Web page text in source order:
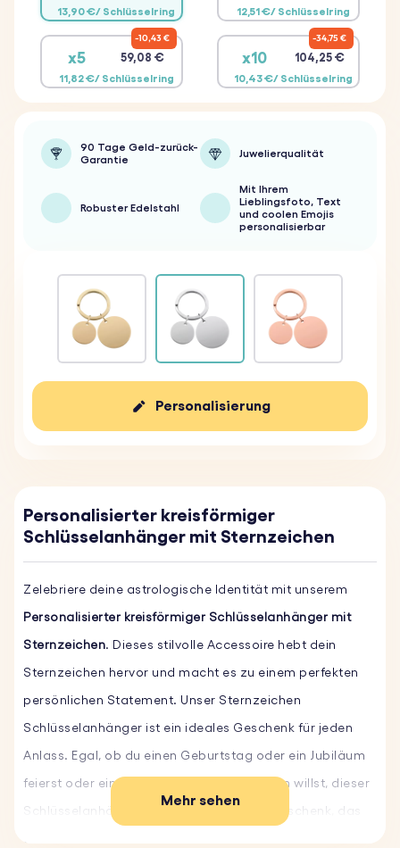
13,90 €/ Schlüsselring 12,51 €/ Schlüsselring
x5 59,08 €
11,82 €/ Schlüsselring
10,43 €
x10 104,25 €
10,43 €/ Schlüsselring
34,75 €
90 Tage Geld-zurück-
Garantie
Juwelierqualität
Robuster Edelstahl
Mit Ihrem
Lieblingsfoto, Text
und coolen Emojis
personalisierbar
Personalisierung
Personalisierter kreisförmiger
Schlüsselanhänger mit Sternzeichen
Zelebriere deine astrologische Identität mit unserem
Personalisierter kreisförmiger Schlüsselanhänger mit
Sternzeichen. Dieses stilvolle Accessoire hebt dein
Sternzeichen hervor und macht es zu einem perfekten
persönlichen Statement. Unser Sternzeichen
Schlüsselanhänger ist ein ideales Geschenk für jeden
Anlass. Egal, ob du einen Geburtstag oder ein Jubiläum
feierst oder einfach jemanden überraschen willst, dieser
Schlüsselanhänger ist ein einzigartiges Geschenk, das
Mehr sehen